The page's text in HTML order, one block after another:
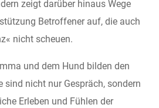
zeigt darüber hinaus Wege
Betroffener auf, die auch
nicht scheuen.
und dem Hund bilden den
sind nicht nur Gespräch, sondern
Erleben und Fühlen der